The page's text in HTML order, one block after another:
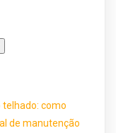
telhado: como
de manutenção